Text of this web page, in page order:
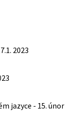
2023
jazyce - 15. únor